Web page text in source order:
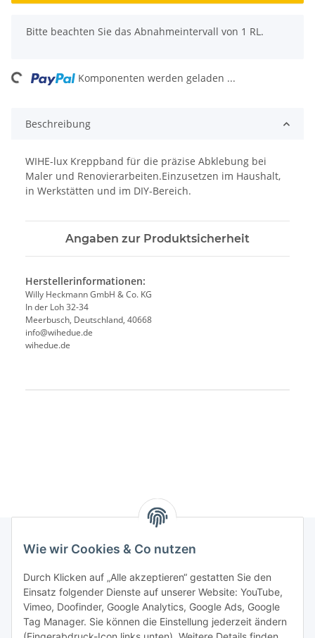
Wie wir Cookies & Co nutzen
Durch Klicken auf „Alle akzeptieren“ gestatten Sie den
Einsatz folgender Dienste auf unserer Website: YouTube,
Vimeo, Doofinder, Google Analytics, Google Ads, Google
Tag Manager. Sie können die Einstellung jederzeit ändern
x
Bitte beachten Sie das Abnahmeintervall von 1 RL.
Komponenten werden geladen ...
Beschreibung
WIHE-lux Kreppband für die präzise Abklebung bei
Maler und Renovierarbeiten.Einzusetzen im Haushalt,
in Werkstätten und im DIY-Bereich.
Angaben zur Produktsicherheit
Herstellerinformationen:
Willy Heckmann GmbH & Co. KG
In der Loh 32-34
Meerbusch, Deutschland, 40668
info@wihedue.de
wihedue.de
Rechtliches
Allgemeines